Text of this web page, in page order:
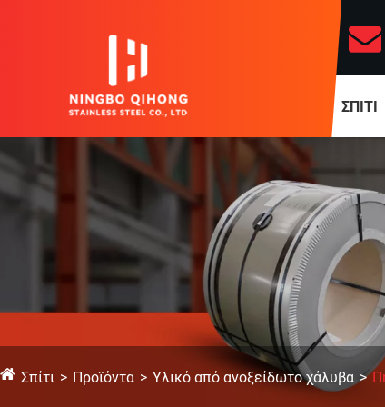
ΣΠΊΤΙ
Σπίτι Προϊόντα Υλικό από ανοξείδωτο χάλυβα